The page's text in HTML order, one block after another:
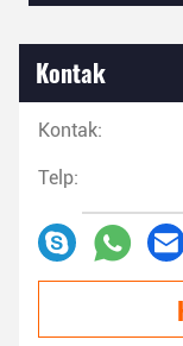
Kontak
Kontak:
Telp: